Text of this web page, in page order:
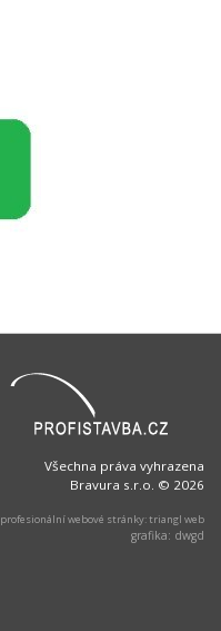
Všechna práva vyhrazena
Bravura s.r.o. © 2026
profesionální webové stránky: triangl web
grafika: dwgd